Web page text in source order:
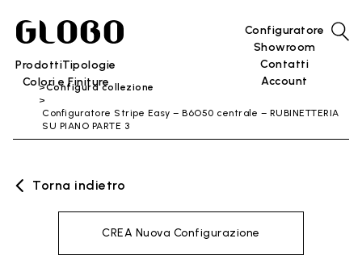
ProdottiTipologie
Colori e Finiture
Configuratore
Showroom
Contatti
Account
Configura collezione
Configuratore Stripe Easy – B6O50 centrale – RUBINETTERIA
SU PIANO PARTE 3
Torna indietro
CREA Nuova Configurazione